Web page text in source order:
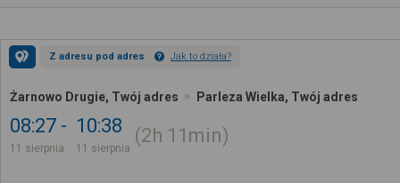
Z adresu pod adres Jak to działa?
Żarnowo Drugie, Twój adres Parleza Wielka, Twój adres
08:27
11 sierpnia
10:38
11 sierpnia
2h 11min